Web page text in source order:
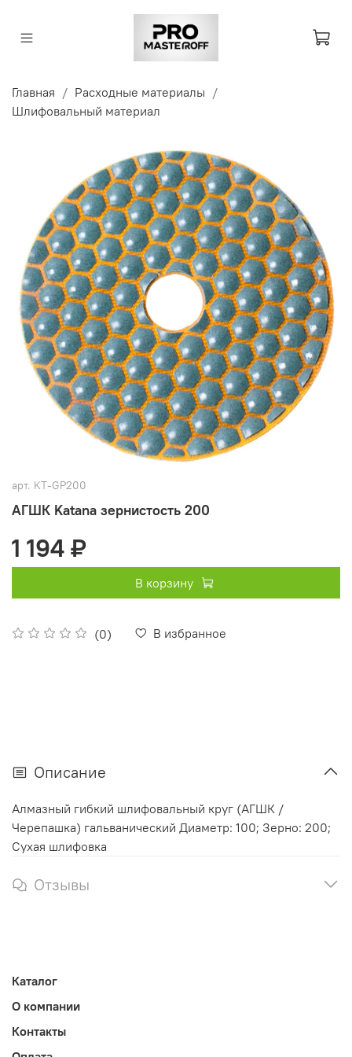
Главная
Расходные материалы
Шлифовальный материал
арт. KT-GP200
АГШК Katana зернистость 200
(0) В избранное
1 194 ₽
В корзину
Описание
Алмазный гибкий шлифовальный круг (АГШК /
Черепашка) гальванический Диаметр: 100; Зерно: 200;
Сухая шлифовка
Отзывы
Каталог
О компании
Контакты